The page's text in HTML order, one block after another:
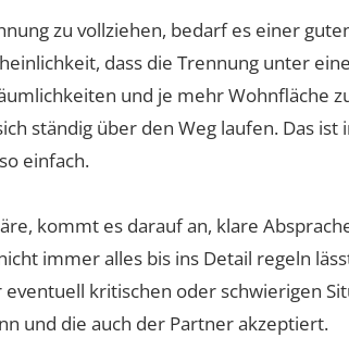
Video laden
zu vollziehen, bedarf es einer
dass die Trennung unter
und je mehr Wohnfläche
ständig über den Weg laufen. Das ist
einfach.
kommt es darauf an, klare
immer alles bis ins Detail regeln
kritischen oder schwierigen
und die auch der Partner akzeptiert.